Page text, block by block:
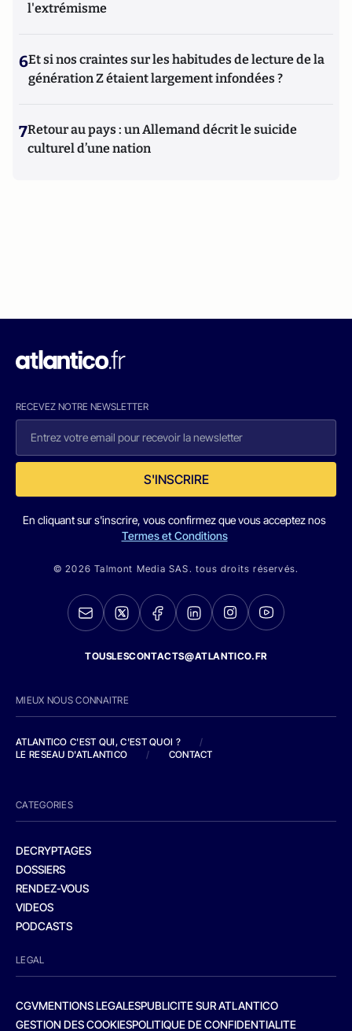
l'extrémisme
6Et si nos craintes sur les habitudes de lecture de la
génération Z étaient largement infondées ?
7Retour au pays : un Allemand décrit le suicide
culturel d’une nation
RECEVEZ NOTRE NEWSLETTER
S'INSCRIRE
En cliquant sur s'inscrire, vous confirmez que vous acceptez nos
Termes et Conditions
© 2026 Talmont Media SAS. tous droits réservés.
TOUSLESCONTACTS@ATLANTICO.FR
MIEUX NOUS CONNAITRE
ATLANTICO C'EST QUI, C'EST QUOI ?
/
LE RESEAU D'ATLANTICO
/ CONTACT
CATEGORIES
DECRYPTAGES
DOSSIERS
RENDEZ-VOUS
VIDEOS
PODCASTS
LEGAL
CGVMENTIONS LEGALESPUBLICITE SUR ATLANTICO
GESTION DES COOKIESPOLITIQUE DE CONFIDENTIALITE